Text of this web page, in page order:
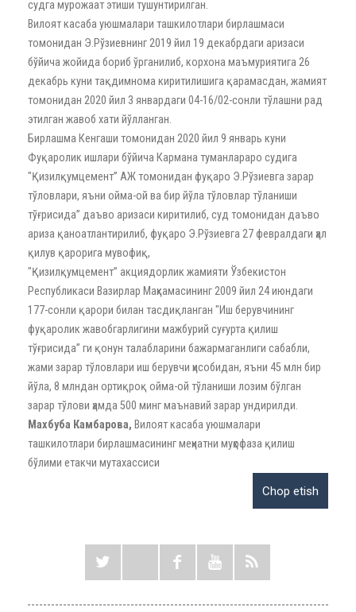
судга мурожаат этиши тушунтирилган.
Вилоят касаба уюшмалари ташкилотлари бирлашмаси
томонидан Э.Рўзиевнинг 2019 йил 19 декабрдаги аризаси
бўйича жойида бориб ўрганилиб, корхона маъмуриятига 26
декабрь куни тақдимнома киритилишига қарамасдан, жамият
томонидан 2020 йил 3 январдаги 04-16/02-сонли тўлашни рад
этилган жавоб хати йўлланган.
Бирлашма Кенгаши томонидан 2020 йил 9 январь куни
Фуқаролик ишлари бўйича Кармана туманлараро судига
"Қизилқумцемент” АЖ томонидан фуқаро Э.Рўзиевга зарар
тўловлари, яъни ойма-ой ва бир йўла тўловлар тўланиши
тўғрисида” даъво аризаси киритилиб, суд томонидан даъво
ариза қаноатлантирилиб, фуқаро Э.Рўзиевга 27 февралдаги ҳал
қилув қарорига мувофиқ,
"Қизилқумцемент” акциядорлик жамияти Ўзбекистон
Республикаси Вазирлар Маҳкамасининг 2009 йил 24 июндаги
177-сонли қарори билан тасдиқланган "Иш берувчининг
фуқаролик жавобгарлигини мажбурий суғурта қилиш
тўғрисида” ги қонун талабларини бажармаганлиги сабабли,
жами зарар тўловлари иш берувчи ҳисобидан, яъни 45 млн бир
йўла, 8 млндан ортиқроқ ойма-ой тўланиши лозим бўлган
зарар тўлови ҳамда 500 минг маънавий зарар ундирилди.
Махбуба Камбарова, Вилоят касаба уюшмалари
ташкилотлари бирлашмасининг меҳнатни муҳофаза қилиш
бўлими етакчи мутахассиси